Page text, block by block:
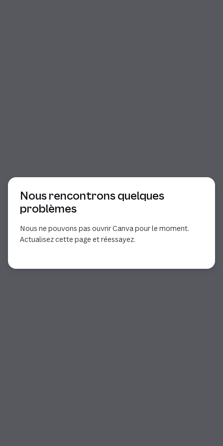
Nous rencontrons quelques
problèmes
Nous ne pouvons pas ouvrir Canva pour le moment.
Actualisez cette page et réessayez.